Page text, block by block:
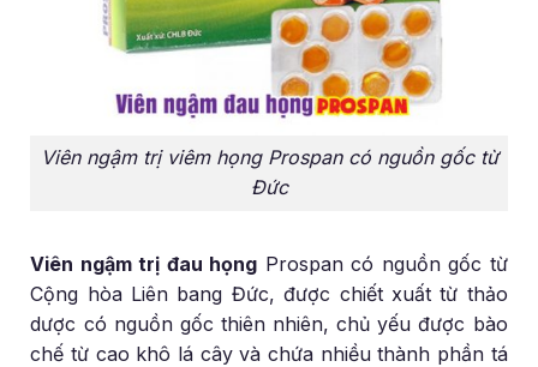
Viên ngậm trị viêm họng Prospan có nguồn gốc từ
Đức
Viên ngậm trị đau họng Prospan có nguồn gốc từ
Cộng hòa Liên bang Đức, được chiết xuất từ thảo
dược có nguồn gốc thiên nhiên, chủ yếu được bào
chế từ cao khô lá cây và chứa nhiều thành phần tá